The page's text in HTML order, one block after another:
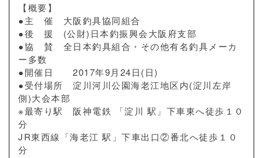
【概要】
●主 催 大阪釣具協同組合
●後 援 (公財)日本釣振興会大阪府支部
●協 賛 全日本釣具組合・その他有名釣具メーカ
ー多数
●開催日 2017年9月24日(日)
●受付場所 淀川河川公園海老江地区内(淀川左岸
側)大会本部
※最寄り駅 阪神電鉄 「淀川 駅」下車東へ徒歩１０
分
JR東西線「海老江 駅」下車出口②番北へ徒歩１０
分